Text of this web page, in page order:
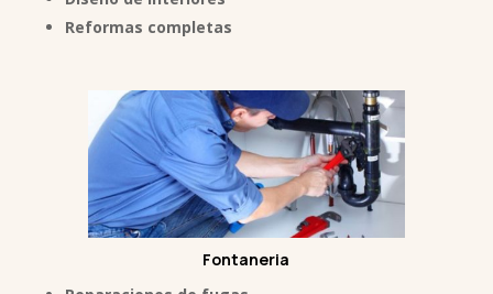
Reformas completas
Fontaneria